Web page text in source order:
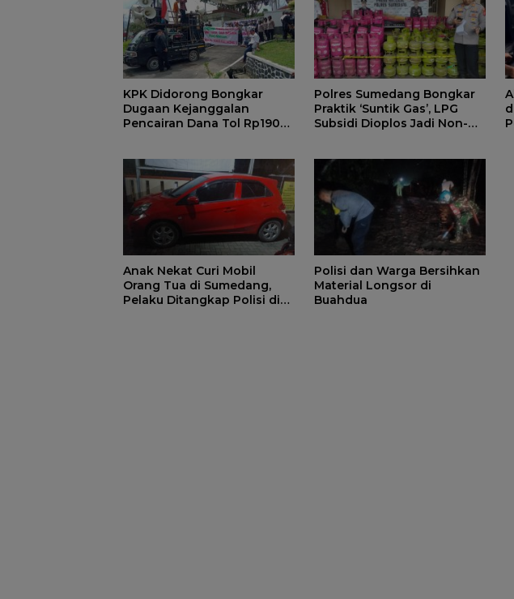
KPK Didorong Bongkar
Dugaan Kejanggalan
Pencairan Dana Tol Rp190
Polres Sumedang Bongkar
Praktik ‘Suntik Gas’, LPG
Subsidi Dioplos Jadi Non-
Anak Nekat Curi Mobil
Orang Tua di Sumedang,
Pelaku Ditangkap Polisi di
Polisi dan Warga Bersihkan
Material Longsor di
Buahdua